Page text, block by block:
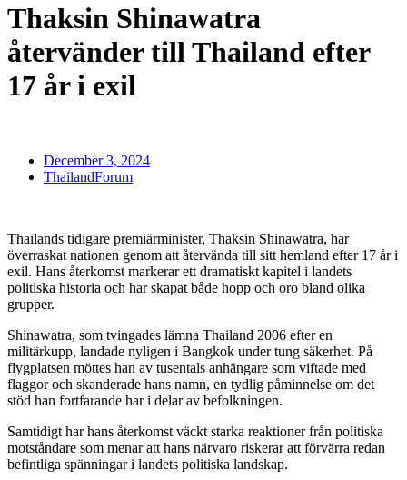
Thaksin Shinawatra
återvänder till Thailand efter
17 år i exil
December 3, 2024
ThailandForum
Thailands tidigare premiärminister, Thaksin Shinawatra, har
överraskat nationen genom att återvända till sitt hemland efter 17 år i
exil. Hans återkomst markerar ett dramatiskt kapitel i landets
politiska historia och har skapat både hopp och oro bland olika
grupper.
Shinawatra, som tvingades lämna Thailand 2006 efter en
militärkupp, landade nyligen i Bangkok under tung säkerhet. På
flygplatsen möttes han av tusentals anhängare som viftade med
flaggor och skanderade hans namn, en tydlig påminnelse om det
stöd han fortfarande har i delar av befolkningen.
Samtidigt har hans återkomst väckt starka reaktioner från politiska
motståndare som menar att hans närvaro riskerar att förvärra redan
befintliga spänningar i landets politiska landskap.